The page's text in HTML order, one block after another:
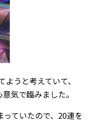
うと考えていて、
気で臨みました。
ていたので、20連を